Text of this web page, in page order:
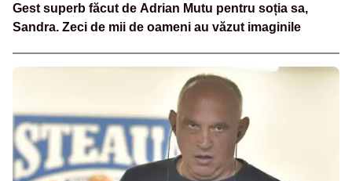
Gest superb făcut de Adrian Mutu pentru soția sa,
Sandra. Zeci de mii de oameni au văzut imaginile